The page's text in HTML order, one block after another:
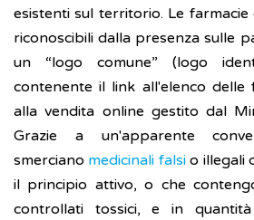
esistenti sul territorio. Le
riconoscibili dalla presenza sulle
un “logo comune” (logo
contenente il link all'elenco delle
alla vendita online gestito dal
Grazie a un'apparente
smerciano medicinali falsio illegali
il principio attivo, o che
controllati tossici, e in